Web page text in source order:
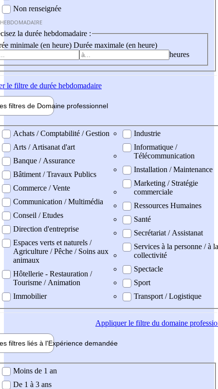
Non renseignée
la durée hebdomadaire :
minimale (en heure) Durée maximale (en heure)
heures
le filtre de durée hebdomadaire
filtres de Domaine professionnel
professionel
Achats / Comptabilité / Gestion
Arts / Artisanat d'art
Banque / Assurance
Bâtiment / Travaux Publics
Commerce / Vente
Communication / Multimédia
Conseil / Etudes
Direction d'entreprise
Espaces verts et naturels /
Agriculture / Pêche / Soins aux
animaux
Hôtellerie - Restauration /
Tourisme / Animation
Immobilier
Industrie
Informatique /
Télécommunication
Installation / Maintenance
Marketing / Stratégie
commerciale
Ressources Humaines
Santé
Secrétariat / Assistanat
Services à la personne / à la
collectivité
Spectacle
Sport
Transport / Logistique
Appliquerle filtre du domaine
filtres liés à l'Expérience demandée
demandée
Moins de 1 an
De 1 à 3 ans